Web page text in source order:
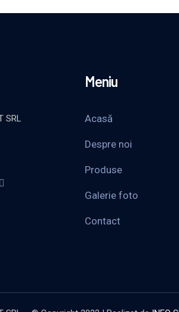
SRL
Meniu
Acasă
Despre noi
Produse
Galerie foto
Contact